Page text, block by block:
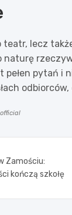
teatr, lecz
pytań i
Zamościu:
kończą szkołę